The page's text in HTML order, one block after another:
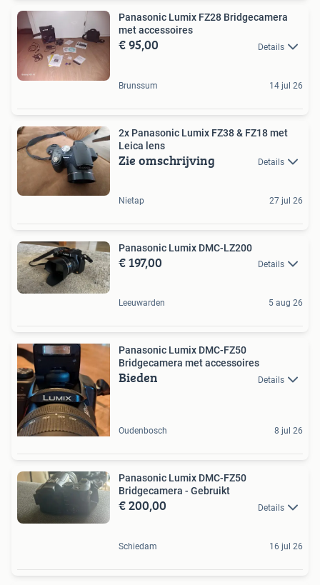
Panasonic Lumix FZ28 Bridgecamera
met accessoires
€ 95,00 Details
Brunssum 14 jul 26
2x Panasonic Lumix FZ38 & FZ18 met
Leica lens
Zie omschrijving Details
Nietap 27 jul 26
Panasonic Lumix DMC-LZ200
€ 197,00 Details
Leeuwarden 5 aug 26
Panasonic Lumix DMC-FZ50
Bridgecamera met accessoires
Bieden Details
Oudenbosch 8 jul 26
Panasonic Lumix DMC-FZ50
Bridgecamera - Gebruikt
€ 200,00 Details
Schiedam 16 jul 26